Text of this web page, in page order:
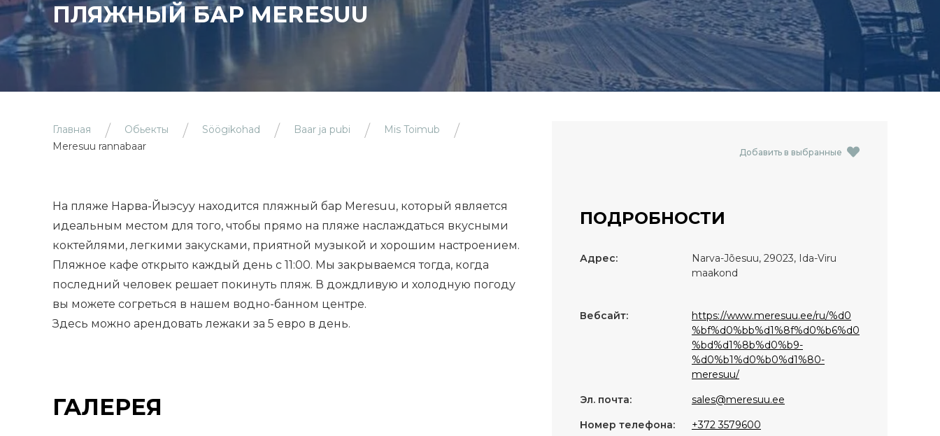
ПЛЯЖНЫЙ БАР MERESUU
Главная Обьекты Söögikohad Baar ja pubi
Mis Toimub
Meresuu rannabaar
На пляже Нарва-Йыэсуу находится пляжный бар Meresuu, который является
идеальным местом для того, чтобы прямо на пляже наслаждаться вкусными
коктейлями, легкими закусками, приятной музыкой и хорошим настроением.
Пляжное кафе открыто каждый день c 11:00. Мы закрываемся тогда, когда
последний человек решает покинуть пляж. В дождливую и холодную погоду
вы можете согреться в нашем водно-банном центре.
Здесь можно арендовать лежаки за 5 евро в день.
ГАЛЕРЕЯ
Добавить в выбранные
ПОДРОБНОСТИ
Адрес:
Narva-Jõesuu, 29023, Ida-Viru
maakond
Вебсайт:
https://www.meresuu.ee/ru/%d0
%bf%d0%bb%d1%8f%d0%b6%d0
%bd%d1%8b%d0%b9-
%d0%b1%d0%b0%d1%80-
meresuu/
Эл. почта:
sales@meresuu.ee
Номер телефона:
+372 3579600